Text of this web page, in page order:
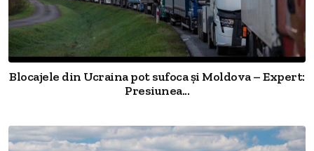
Blocajele din Ucraina pot sufoca și Moldova – Expert:
Presiunea...